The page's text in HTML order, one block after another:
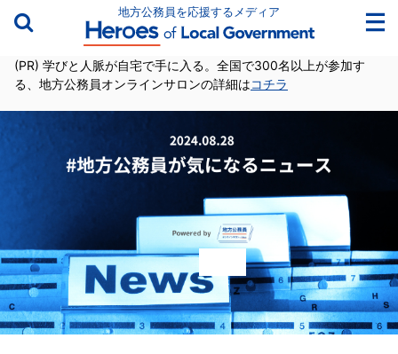
地方公務員を応援するメディア
(PR) 学びと人脈が自宅で手に入る。全国で300名以上が参加す
る、地方公務員オンラインサロンの詳細はコチラ